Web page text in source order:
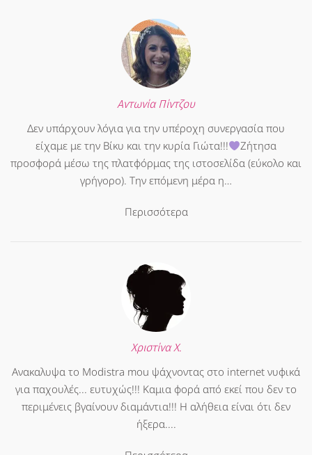
Αντωνία Πίντζου
Δεν υπάρχουν λόγια για την υπέροχη συνεργασία που
είχαμε με την Βίκυ και την κυρία Γιώτα!!!
Ζήτησα
προσφορά μέσω της πλατφόρμας της ιστοσελίδα (εύκολο και
γρήγορο). Την επόμενη μέρα η…
Περισσότερα
Χριστίνα Χ.
Ανακαλυψα το Modistra mou ψάχνοντας στο internet νυφικά
για παχουλές... ευτυχώς!!! Καμια φορά από εκεί που δεν το
περιμένεις βγαίνουν διαμάντια!!! Η αλήθεια είναι ότι δεν
ήξερα....